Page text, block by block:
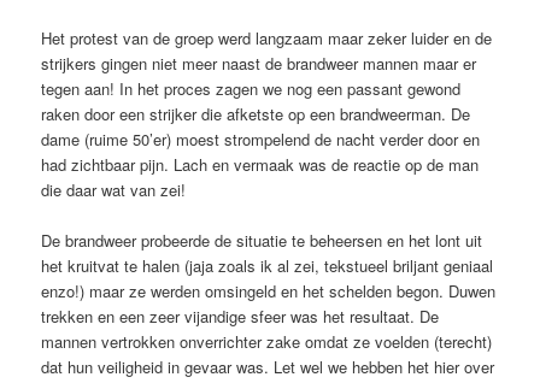
Het protest van de groep werd langzaam maar zeker luider en de
strijkers gingen niet meer naast de brandweer mannen maar er
tegen aan! In het proces zagen we nog een passant gewond
raken door een strijker die afketste op een brandweerman. De
dame (ruime 50’er) moest strompelend de nacht verder door en
had zichtbaar pijn. Lach en vermaak was de reactie op de man
die daar wat van zei!
De brandweer probeerde de situatie te beheersen en het lont uit
het kruitvat te halen (jaja zoals ik al zei, tekstueel briljant geniaal
enzo!) maar ze werden omsingeld en het schelden begon. Duwen
trekken en een zeer vijandige sfeer was het resultaat. De
mannen vertrokken onverrichter zake omdat ze voelden (terecht)
dat hun veiligheid in gevaar was. Let wel we hebben het hier over